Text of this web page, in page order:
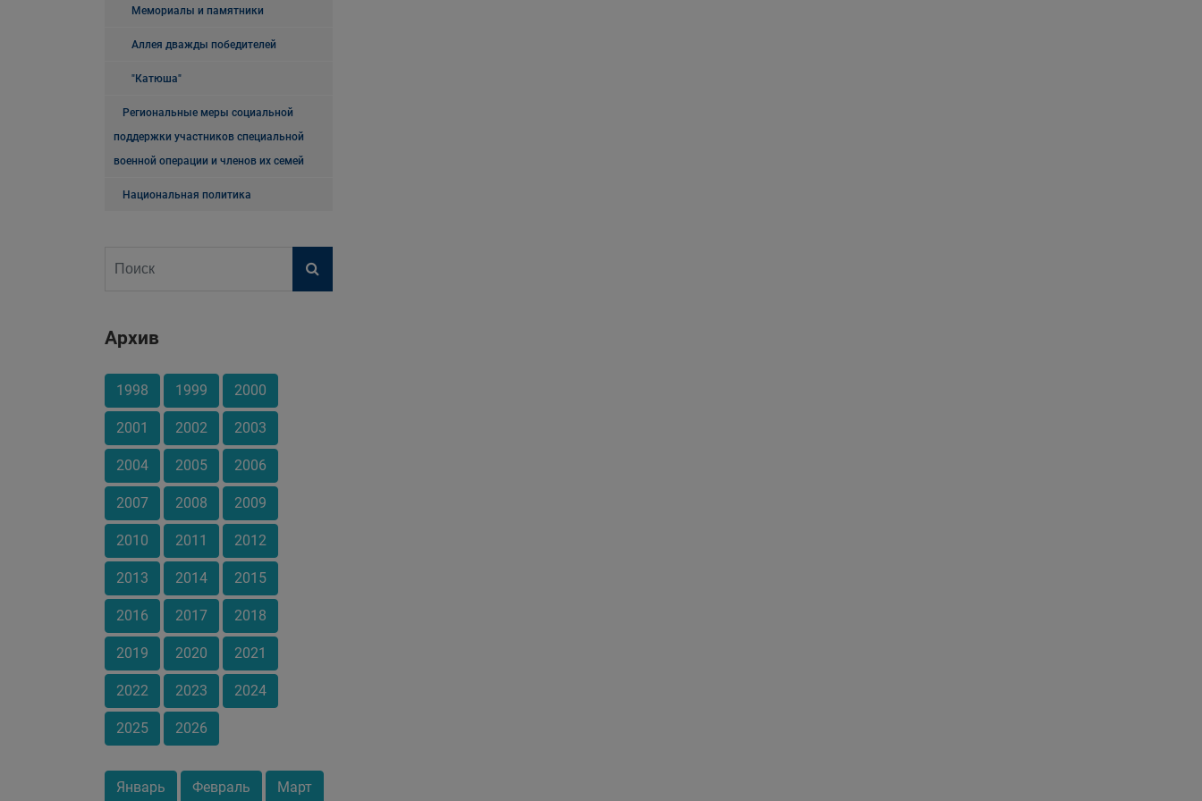
Мемориалы и памятники
Аллея дважды победителей
"Катюша"
Региональные меры социальной
поддержки участников специальной
военной операции и членов их семей
Национальная политика
Архив
1998 1999 2000
2001 2002 2003
2004 2005 2006
2007 2008 2009
2010 2011 2012
2013 2014 2015
2016 2017 2018
2019 2020 2021
2022 2023 2024
2025 2026
Январь Февраль Март